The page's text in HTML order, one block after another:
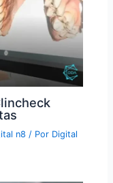
n8 / Por Digital